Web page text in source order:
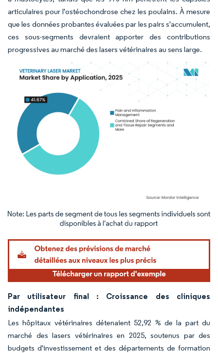
articulaires pour l'ostéochondrose chez les poulains. À mesure
que les données probantes évaluées par les pairs s'accumulent,
ces sous-segments devraient apporter des contributions
progressives au marché des lasers vétérinaires au sens large.
Image © Mordor Intelligence. La réutilisation nécessite une attribution sous CC BY
Par utilisateur final : Croissance des cliniques
indépendantes
Les hôpitaux vétérinaires détenaient 52,92 % de la part du
marché des lasers vétérinaires en 2025, soutenus par des
budgets d'investissement et des départements de formation